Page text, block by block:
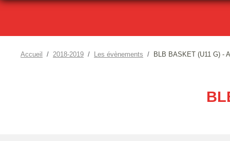
Accueil 2018-2019 Les évènements BLB BASKET (U11 G) -